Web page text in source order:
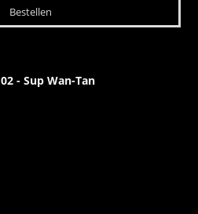
02 - Sup Wan-Tan
Bestellen